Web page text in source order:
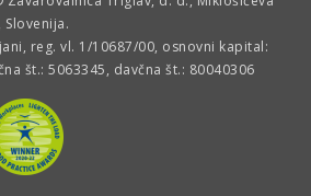
Slovenija.
reg. vl. 1/10687/00, osnovni kapital:
št.: 5063345, davčna št.: 80040306